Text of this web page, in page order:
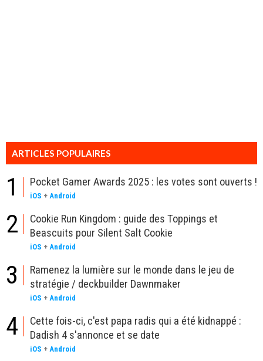
ARTICLES POPULAIRES
1 Pocket Gamer Awards 2025 : les votes sont ouverts !
iOS + Android
2
Cookie Run Kingdom : guide des Toppings et
Beascuits pour Silent Salt Cookie
iOS + Android
3
Ramenez la lumière sur le monde dans le jeu de
stratégie / deckbuilder Dawnmaker
iOS + Android
4
Cette fois-ci, c'est papa radis qui a été kidnappé :
Dadish 4 s'annonce et se date
iOS + Android